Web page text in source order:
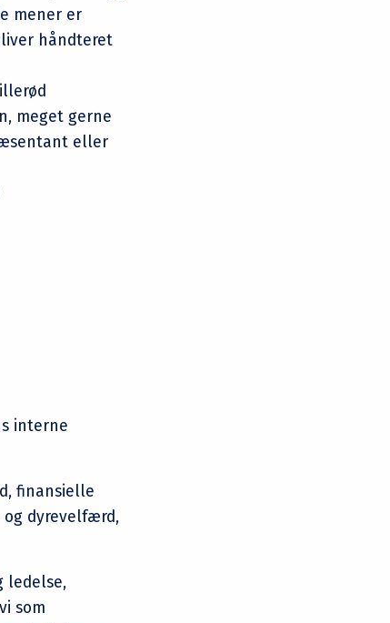
mener er
håndteret
meget gerne
eller
interne
finansielle
og dyrevelfærd,
ledelse,
som